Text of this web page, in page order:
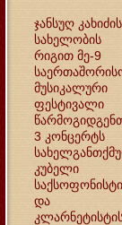
ჯანსუღ კახიძის
სახელობის
რიგით მე-9
მუსიკალური
ფესტივალი
3 კონცერტს
კუბელი
და